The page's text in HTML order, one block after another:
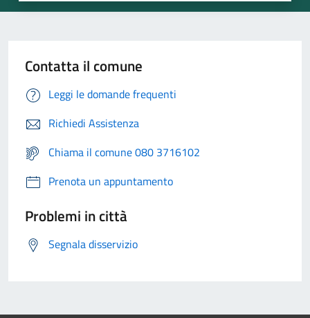
Contatta il comune
Leggi le domande frequenti
Richiedi Assistenza
Chiama il comune 080 3716102
Prenota un appuntamento
Problemi in città
Segnala disservizio